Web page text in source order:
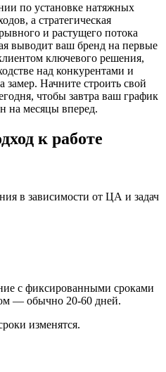
по установке натяжных
а стратегическая
и растущего потока
выводит ваш бренд на первые
ключевого решения,
над конкурентами и
замер. Начните строить свой
чтобы завтра ваш график
на месяцы вперед.
к работе
в зависимости от ЦА и задач
с фиксированными сроками
— обычно 20-60 дней.
изменятся.